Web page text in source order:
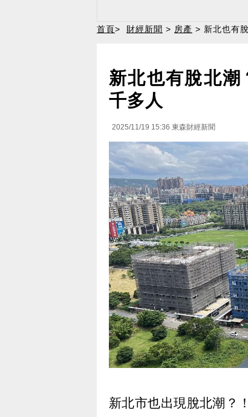
首頁> 財經新聞 > 房產 > 新北也有
新北也有脫北
千多人
2025/11/19 15:36 東森財經新聞
新北市也出現脫北潮？